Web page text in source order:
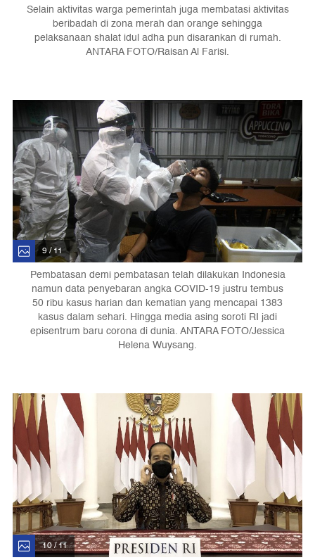
Selain aktivitas warga pemerintah juga membatasi aktivitas
beribadah di zona merah dan orange sehingga
pelaksanaan shalat idul adha pun disarankan di rumah.
ANTARA FOTO/Raisan Al Farisi.
9 / 11
Pembatasan demi pembatasan telah dilakukan Indonesia
namun data penyebaran angka COVID-19 justru tembus
50 ribu kasus harian dan kematian yang mencapai 1383
kasus dalam sehari. Hingga media asing soroti RI jadi
episentrum baru corona di dunia. ANTARA FOTO/Jessica
Helena Wuysang.
10 / 11